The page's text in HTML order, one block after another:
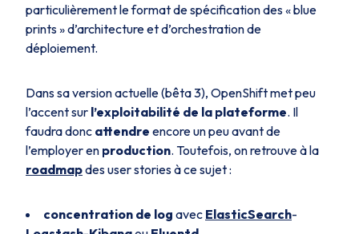
particulièrement le format de spécification des «blue
prints» d’architecture et d’orchestration de
déploiement.
Dans sa version actuelle (bêta 3), OpenShift met peu
l’accent sur l’exploitabilité de la plateforme. Il
faudra donc attendre encore un peu avant de
l’employer en production. Toutefois, on retrouve à la
roadmapdesuser storiesà ce sujet :
concentration de log avec ElasticSearch-